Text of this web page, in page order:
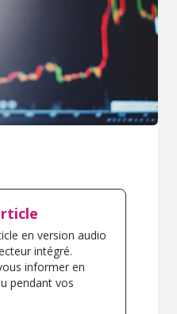
en version audio
intégré.
informer en
pendant vos